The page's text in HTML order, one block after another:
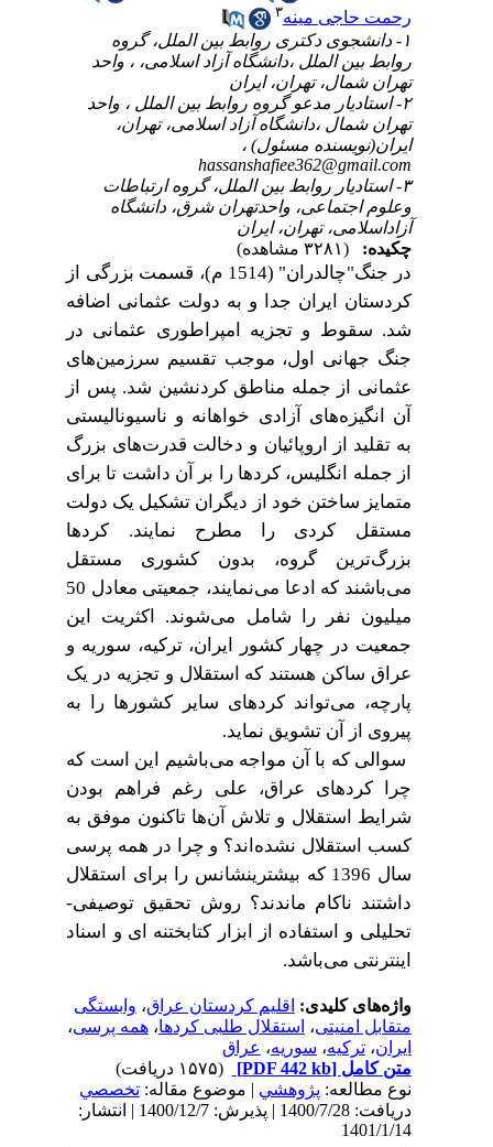
رحمت حاجی مینه۳
۱- دانشجوی دکتری روابط بین الملل، گروه
روابط بین الملل ،دانشگاه آزاد اسلامی، ، واحد
تهران شمال، تهران، ایران
۲- استادیار مدعو گروه روابط بین الملل ، واحد
تهران شمال ،دانشگاه آزاد اسلامی، تهران،
ایران(نویسنده مسئول) ،
hassanshafiee362@gmail.com
۳- استادیار روابط بین الملل، گروه ارتباطات
وعلوم اجتماعی، واحدتهران شرق، دانشگاه
آزاداسلامی، تهران، ایران
چکیده:
در جنگ"چالدران" (1514 م)، قسمت بزرگی از
کردستان ایران جدا و به دولت عثمانی اضافه
شد. سقوط و تجزیه امپراطوری عثمانی در
جنگ جهانی اول، موجب تقسیم سرزمین‌های
عثمانی از جمله مناطق کردنشین شد. پس از
آن انگیزه‌های آزادی خواهانه و ناسیونالیستی
به تقلید از اروپائیان و دخالت قدرت‌های بزرگ
از جمله انگلیس، کردها را بر آن داشت تا برای
متمایز ساختن خود از دیگران تشکیل یک دولت
مستقل کردی را مطرح نمایند. کردها
بزرگ‌ترین گروه، بدون کشوری مستقل
می‌باشند که ادعا می‌نمایند، جمعیتی معادل 50
میلیون نفر را شامل می‌شوند. اکثریت این
جمعیت در چهار کشور ایران، ترکیه، سوریه و
عراق ساکن هستند که استقلال و تجزیه در یک
پارچه، می‌تواند کردهای سایر کشورها را به
پیروی از آن تشویق نماید.
سوالی که با آن مواجه می‌باشیم این است که
چرا کردهای عراق، علی رغم فراهم بودن
شرایط استقلال و تلاش آن‌ها تاکنون موفق به
کسب استقلال نشده‌اند؟ و چرا در همه پرسی
سال 1396 که بیشترینشانس را برای استقلال
داشتند ناکام ماندند؟ روش تحقیق توصیفی-
تحلیلی و استفاده از ابزار کتابختنه ای و اسناد
اینترنتی می‌باشد.
واژه‌های کلیدی:اقلیم کردستان عراق،وابستگی
متقابل امنیتی،استقلال طلبی کردها،همه پرسی،
ایران ،ترکیه،سوریه،عراق
متن کامل[PDF 442 kb]
نوع مطالعه:پژوهشي| موضوع مقاله:تخصصي
دریافت: 1400/7/28 | پذیرش: 1400/12/7 | انتشار:
1401/1/14